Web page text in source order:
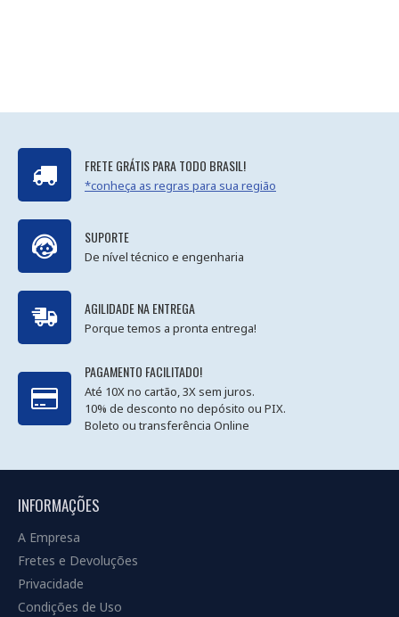
FRETE GRÁTIS PARA TODO BRASIL!
*conheça as regras para sua região
SUPORTE
De nível técnico e engenharia
AGILIDADE NA ENTREGA
Porque temos a pronta entrega!
PAGAMENTO FACILITADO!
Até 10X no cartão, 3X sem juros.
10% de desconto no depósito ou PIX.
Boleto ou transferência Online
INFORMAÇÕES
A Empresa
Fretes e Devoluções
Privacidade
Condições de Uso